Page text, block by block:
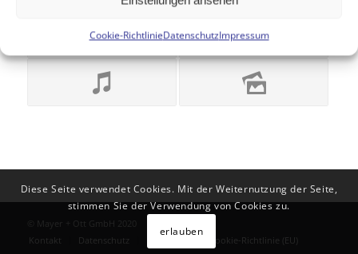
Cookie-RichtlinieDatenschutzImpressum
© Mayer + Ott GmbH 2020
Kontakt
Datenschutz Cookie-Richtlinie (EU)
Diese Seite verwendet Cookies. Mit der Weiternutzung der Seite,
stimmen Sie der Verwendung von Cookies zu.
erlauben